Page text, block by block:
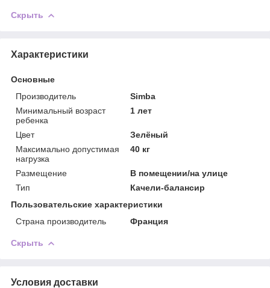
Скрыть
Характеристики
Основные
Производитель
Simba
Минимальный возраст
ребенка
1 лет
Цвет
Зелёный
Максимально допустимая
нагрузка
40 кг
Размещение
В помещении/на улице
Тип
Качели-балансир
Пользовательские характеристики
Страна производитель
Франция
Скрыть
Условия доставки